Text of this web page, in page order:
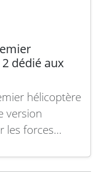
dédié aux
hélicoptère
version
les forces
ont été